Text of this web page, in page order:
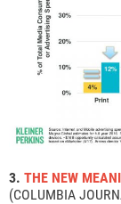
3. THE NEW
(COLUMBIA